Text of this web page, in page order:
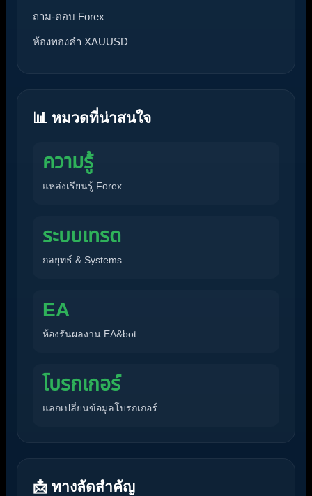
ถาม-ตอบ Forex
ห้องทองคำ XAUUSD
📊 หมวดที่น่าสนใจ
ความรู้
แหล่งเรียนรู้ Forex
ระบบเทรด
กลยุทธ์ & Systems
EA
ห้องรันผลงาน EA&bot
โบรกเกอร์
แลกเปลี่ยนข้อมูลโบรกเกอร์
📩 ทางลัดสำคัญ